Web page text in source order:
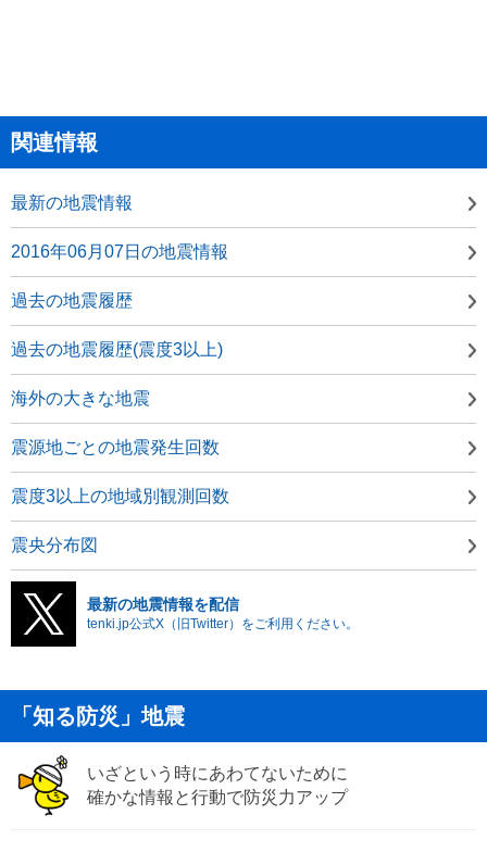
関連情報
最新の地震情報
2016年06月07日の地震情報
過去の地震履歴
過去の地震履歴(震度3以上)
海外の大きな地震
震源地ごとの地震発生回数
震度3以上の地域別観測回数
震央分布図
最新の地震情報を配信
tenki.jp公式X（旧Twitter）をご利用ください。
「知る防災」地震
いざという時にあわてないために
確かな情報と行動で防災力アップ